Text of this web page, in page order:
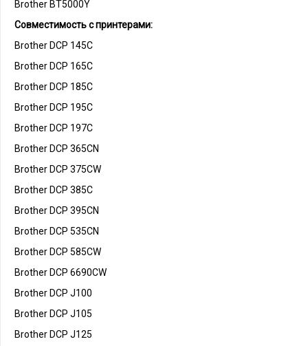
Brother BT5000Y
Совместимость с принтерами:
Brother DCP 145C
Brother DCP 165C
Brother DCP 185C
Brother DCP 195C
Brother DCP 197C
Brother DCP 365CN
Brother DCP 375CW
Brother DCP 385C
Brother DCP 395CN
Brother DCP 535CN
Brother DCP 585CW
Brother DCP 6690CW
Brother DCP J100
Brother DCP J105
Brother DCP J125